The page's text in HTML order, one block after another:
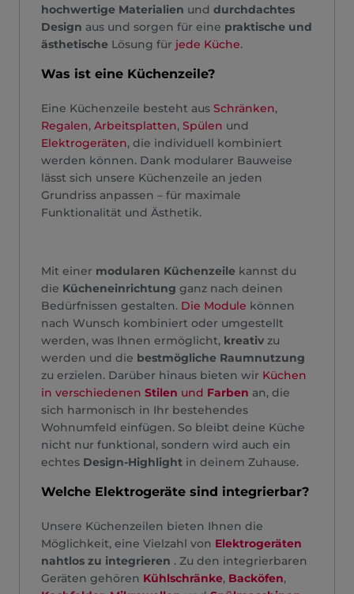
hochwertige Materialien und durchdachtes
Design aus und sorgen für eine praktische und
ästhetische Lösung für jede Küche.
Was ist eine Küchenzeile?
Eine Küchenzeile besteht aus Schränken,
Regalen, Arbeitsplatten, Spülen und
Elektrogeräten, die individuell kombiniert
werden können. Dank modularer Bauweise
lässt sich unsere Küchenzeile an jeden
Grundriss anpassen – für maximale
Funktionalität und Ästhetik.
Mit einer modularen Küchenzeile kannst du
die Kücheneinrichtung ganz nach deinen
Bedürfnissen gestalten. Die Module können
nach Wunsch kombiniert oder umgestellt
werden, was Ihnen ermöglicht, kreativ zu
werden und die bestmögliche Raumnutzung
zu erzielen. Darüber hinaus bieten wir Küchen
in verschiedenen Stilen und Farben an, die
sich harmonisch in Ihr bestehendes
Wohnumfeld einfügen. So bleibt deine Küche
nicht nur funktional, sondern wird auch ein
echtes Design-Highlight in deinem Zuhause.
Welche Elektrogeräte sind integrierbar?
Unsere Küchenzeilen bieten Ihnen die
Möglichkeit, eine Vielzahl von Elektrogeräten
nahtlos zu integrieren . Zu den integrierbaren
Geräten gehören Kühlschränke, Backöfen,